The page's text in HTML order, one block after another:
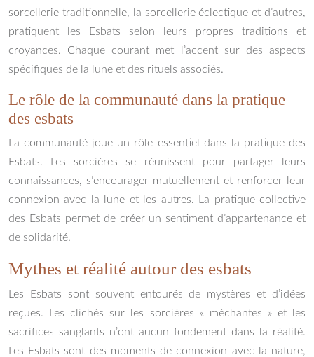
sorcellerie traditionnelle, la sorcellerie éclectique et d’autres,
pratiquent les Esbats selon leurs propres traditions et
croyances. Chaque courant met l’accent sur des aspects
spécifiques de la lune et des rituels associés.
Le rôle de la communauté dans la pratique
des esbats
La communauté joue un rôle essentiel dans la pratique des
Esbats. Les sorcières se réunissent pour partager leurs
connaissances, s’encourager mutuellement et renforcer leur
connexion avec la lune et les autres. La pratique collective
des Esbats permet de créer un sentiment d’appartenance et
de solidarité.
Mythes et réalité autour des esbats
Les Esbats sont souvent entourés de mystères et d’idées
reçues. Les clichés sur les sorcières « méchantes » et les
sacrifices sanglants n’ont aucun fondement dans la réalité.
Les Esbats sont des moments de connexion avec la nature,